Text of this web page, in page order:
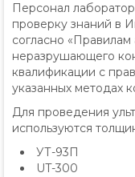
Персонал
проверку знаний в
согласно «Правилам
неразрушающего
квалификации с
указанных методах
Для проведения
используются
УТ-93П
UT-300